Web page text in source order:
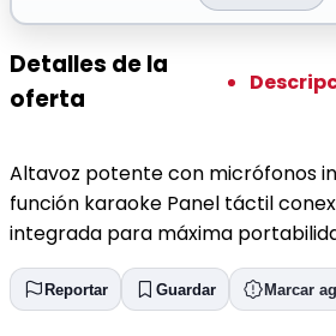
Detalles de la
oferta
Altavoz potente con micrófonos
función karaoke Panel táctil
integrada para máxima
Reportar Guardar Marcar